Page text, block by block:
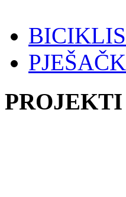
PROJEKTI